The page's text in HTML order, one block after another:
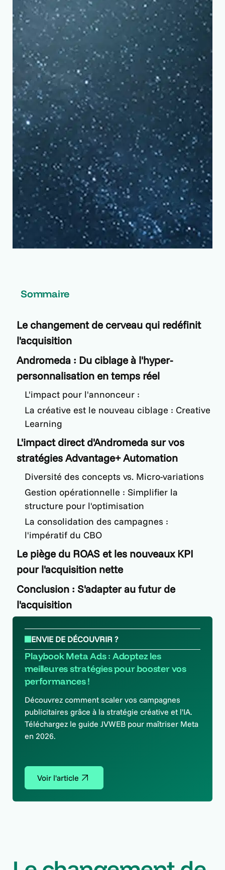
Sommaire
Le changement de cerveau qui redéfinit
l'acquisition
Andromeda : Du ciblage à l'hyper-
personnalisation en temps réel
L'impact pour l'annonceur :
La créative est le nouveau ciblage : Creative
Learning
L'impact direct d'Andromeda sur vos
stratégies Advantage+ Automation
Diversité des concepts vs. Micro-variations
Gestion opérationnelle : Simplifier la
structure pour l'optimisation
La consolidation des campagnes :
l'impératif du CBO
Le piège du ROAS et les nouveaux KPI
pour l'acquisition nette
Conclusion : S'adapter au futur de
l'acquisition
ENVIE DE DÉCOUVRIR ?
Playbook Meta Ads : Adoptez les
meilleures stratégies pour booster vos
performances !
Découvrez comment scaler vos campagnes
publicitaires grâce à la stratégie créative et l'IA.
Téléchargez le guide JVWEB pour maîtriser Meta
en 2026.
Voir l'article